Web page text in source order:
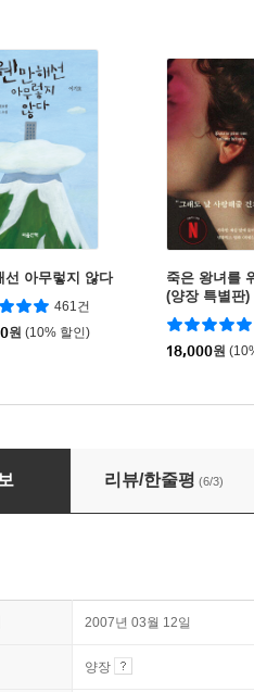
선 아무렇지 않다
461건
원 (10% 할인)
죽은 왕녀를
(양장 특별판)
18,000원
살다
리뷰/한줄평 (6/3)
2007년 03월 12일
양장